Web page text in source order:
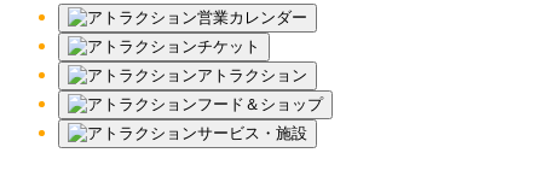
営業カレンダー
チケット
アトラクション
フード＆ショップ
サービス・施設